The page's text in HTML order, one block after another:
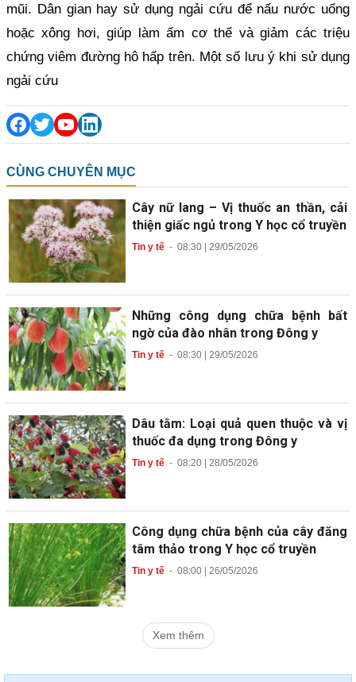
mũi. Dân gian hay sử dụng ngải cứu để nấu nước uống
hoặc xông hơi, giúp làm ấm cơ thể và giảm các triệu
chứng viêm đường hô hấp trên. Một số lưu ý khi sử dụng
ngải cứu
CÙNG CHUYÊN MỤC
Cây nữ lang – Vị thuốc an thần, cải
thiện giấc ngủ trong Y học cổ truyền
Tin y tế- 08:30 | 29/05/2026
Những công dụng chữa bệnh bất
ngờ của đào nhân trong Đông y
Tin y tế- 08:30 | 29/05/2026
Dâu tằm: Loại quả quen thuộc và vị
thuốc đa dụng trong Đông y
Tin y tế- 08:20 | 28/05/2026
Công dụng chữa bệnh của cây đăng
tâm thảo trong Y học cổ truyền
Tin y tế- 08:00 | 26/05/2026
Xem thêm